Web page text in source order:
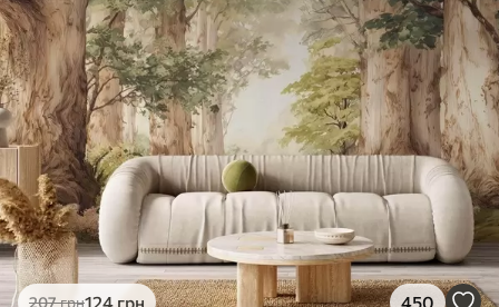
207грн124 грн 450